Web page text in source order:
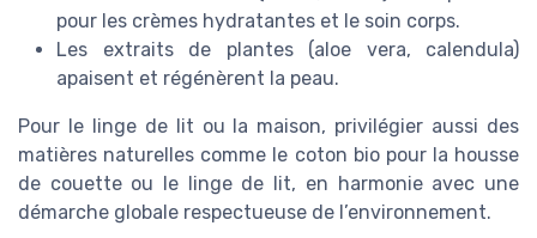
pour les crèmes hydratantes et le soin corps.
Les extraits de plantes (aloe vera, calendula)
apaisent et régénèrent la peau.
Pour le linge de lit ou la maison, privilégier aussi des
matières naturelles comme le coton bio pour la housse
de couette ou le linge de lit, en harmonie avec une
démarche globale respectueuse de l’environnement.